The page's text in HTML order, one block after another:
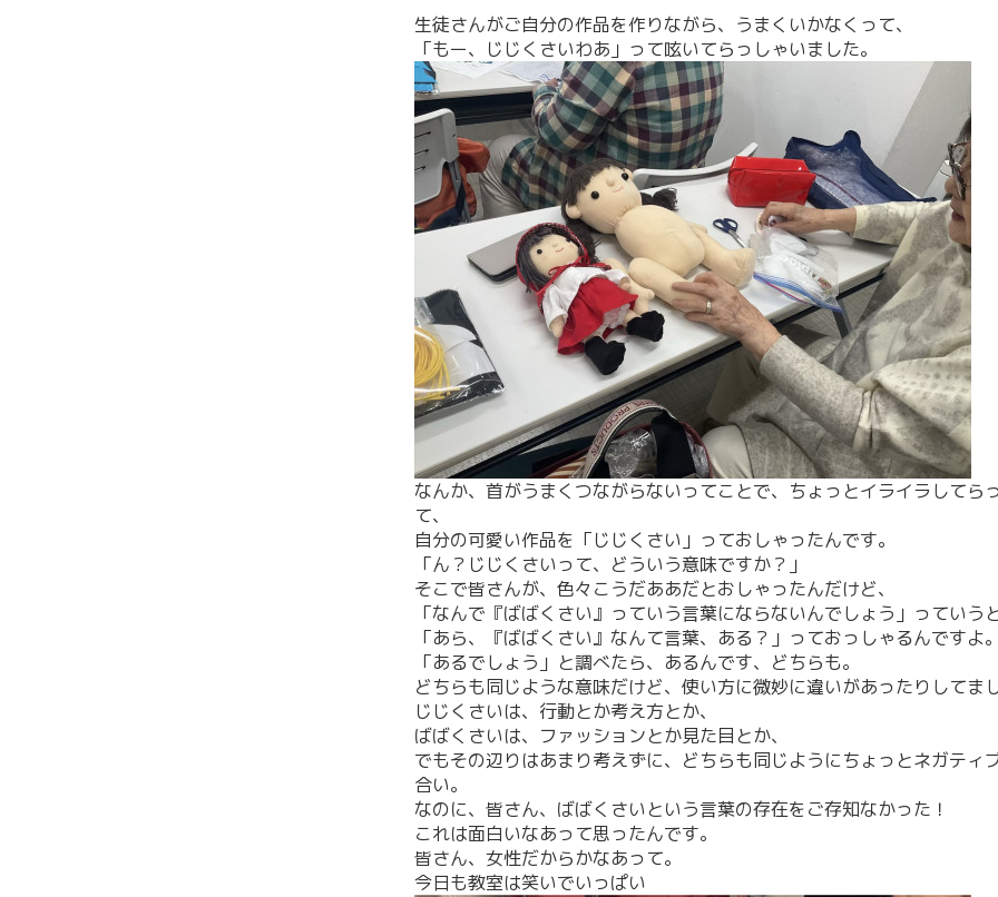
生徒さんがご自分の作品を作りながら、うまくいかなくって、
「もー、じじくさいわあ」って呟いてらっしゃいました。
なんか、首がうまくつながらないってことで、ちょっとイライラしてら
て、
自分の可愛い作品を「じじくさい」っておしゃったんです。
「ん？じじくさいって、どういう意味ですか？」
そこで皆さんが、色々こうだああだとおしゃったんだけど、
「なんで『ばばくさい』っていう言葉にならないんでしょう」っていう
「あら、『ばばくさい』なんて言葉、ある？」っておっしゃるんですよ。
「あるでしょう」と調べたら、あるんです、どちらも。
どちらも同じような意味だけど、使い方に微妙に違いがあったりしてまし
じじくさいは、行動とか考え方とか、
ばばくさいは、ファッションとか見た目とか、
でもその辺りはあまり考えずに、どちらも同じようにちょっとネガティ
合い。
なのに、皆さん、ばばくさいという言葉の存在をご存知なかった！
これは面白いなあって思ったんです。
皆さん、女性だからかなあって。
今日も教室は笑いでいっぱい